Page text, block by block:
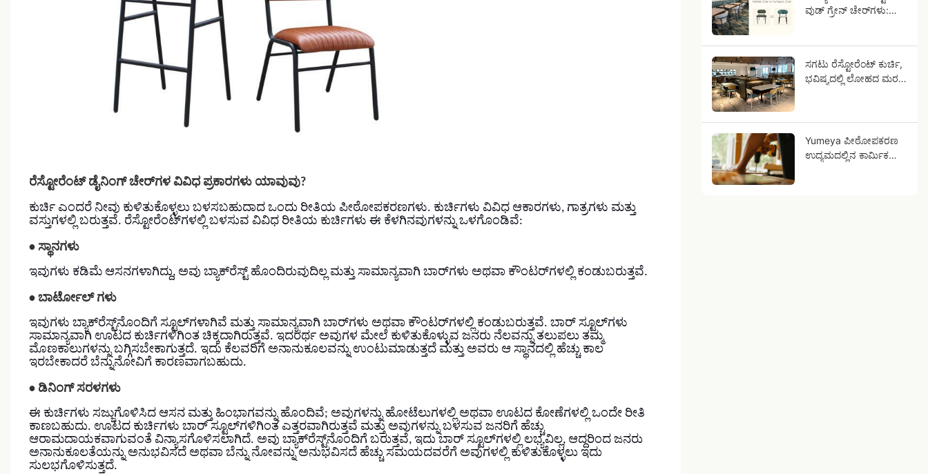
ರೆಸ್ಟೋರೆಂಟ್ ಡೈನಿಂಗ್ ಚೇರ್‌ಗಳ ವಿವಿಧ ಪ್ರಕಾರಗಳು ಯಾವುವು?
ಕುರ್ಚಿ ಎಂದರೆ ನೀವು ಕುಳಿತುಕೊಳ್ಳಲು ಬಳಸಬಹುದಾದ ಒಂದು ರೀತಿಯ ಪೀಠೋಪಕರಣಗಳು. ಕುರ್ಚಿಗಳು ವಿವಿಧ ಆಕಾರಗಳು, ಗಾತ್ರಗಳು ಮತ್ತು
ವಸ್ತುಗಳಲ್ಲಿ ಬರುತ್ತವೆ. ರೆಸ್ಟೋರೆಂಟ್‌ಗಳಲ್ಲಿ ಬಳಸುವ ವಿವಿಧ ರೀತಿಯ ಕುರ್ಚಿಗಳು ಈ ಕೆಳಗಿನವುಗಳನ್ನು ಒಳಗೊಂಡಿವೆ:
• ಸ್ಥಾನಗಳು
ಇವುಗಳು ಕಡಿಮೆ ಆಸನಗಳಾಗಿದ್ದು, ಅವು ಬ್ಯಾಕ್‌ರೆಸ್ಟ್ ಹೊಂದಿರುವುದಿಲ್ಲ ಮತ್ತು ಸಾಮಾನ್ಯವಾಗಿ ಬಾರ್‌ಗಳು ಅಥವಾ ಕೌಂಟರ್‌ಗಳಲ್ಲಿ ಕಂಡುಬರುತ್ತವೆ.
• ಬಾರ್ಟೋಲ್ ಗಳು
ಇವುಗಳು ಬ್ಯಾಕ್‌ರೆಸ್ಟ್‌ನೊಂದಿಗೆ ಸ್ಟೂಲ್‌ಗಳಾಗಿವೆ ಮತ್ತು ಸಾಮಾನ್ಯವಾಗಿ ಬಾರ್‌ಗಳು ಅಥವಾ ಕೌಂಟರ್‌ಗಳಲ್ಲಿ ಕಂಡುಬರುತ್ತವೆ. ಬಾರ್ ಸ್ಟೂಲ್‌ಗಳು
ಸಾಮಾನ್ಯವಾಗಿ ಊಟದ ಕುರ್ಚಿಗಳಿಗಿಂತ ಚಿಕ್ಕದಾಗಿರುತ್ತವೆ. ಇದರರ್ಥ ಅವುಗಳ ಮೇಲೆ ಕುಳಿತುಕೊಳ್ಳುವ ಜನರು ನೆಲವನ್ನು ತಲುಪಲು ತಮ್ಮ
ಮೊಣಕಾಲುಗಳನ್ನು ಬಗ್ಗಿಸಬೇಕಾಗುತ್ತದೆ. ಇದು ಕೆಲವರಿಗೆ ಅನಾನುಕೂಲವನ್ನು ಉಂಟುಮಾಡುತ್ತದೆ ಮತ್ತು ಅವರು ಆ ಸ್ಥಾನದಲ್ಲಿ ಹೆಚ್ಚು ಕಾಲ
ಇರಬೇಕಾದರೆ ಬೆನ್ನುನೋವಿಗೆ ಕಾರಣವಾಗಬಹುದು.
• ಡಿನಿಂಗ್ ಸರಳಗಳು
ಈ ಕುರ್ಚಿಗಳು ಸಜ್ಜುಗೊಳಿಸಿದ ಆಸನ ಮತ್ತು ಹಿಂಭಾಗವನ್ನು ಹೊಂದಿವೆ; ಅವುಗಳನ್ನು ಹೋಟೆಲುಗಳಲ್ಲಿ ಅಥವಾ ಊಟದ ಕೋಣೆಗಳಲ್ಲಿ ಒಂದೇ ರೀತಿ
ಕಾಣಬಹುದು. ಊಟದ ಕುರ್ಚಿಗಳು ಬಾರ್ ಸ್ಟೂಲ್‌ಗಳಿಗಿಂತ ಎತ್ತರವಾಗಿರುತ್ತವೆ ಮತ್ತು ಅವುಗಳನ್ನು ಬಳಸುವ ಜನರಿಗೆ ಹೆಚ್ಚು
ಆರಾಮದಾಯಕವಾಗುವಂತೆ ವಿನ್ಯಾಸಗೊಳಿಸಲಾಗಿದೆ. ಅವು ಬ್ಯಾಕ್‌ರೆಸ್ಟ್‌ನೊಂದಿಗೆ ಬರುತ್ತವೆ, ಇದು ಬಾರ್ ಸ್ಟೂಲ್‌ಗಳಲ್ಲಿ ಲಭ್ಯವಿಲ್ಲ, ಆದ್ದರಿಂದ ಜನರು
ಅನಾನುಕೂಲತೆಯನ್ನು ಅನುಭವಿಸದೆ ಅಥವಾ ಬೆನ್ನು ನೋವನ್ನು ಅನುಭವಿಸದೆ ಹೆಚ್ಚು ಸಮಯದವರೆಗೆ ಅವುಗಳಲ್ಲಿ ಕುಳಿತುಕೊಳ್ಳಲು ಇದು
ಸುಲಭಗೊಳಿಸುತ್ತದೆ.
ವುಡ್ ಗ್ರೇನ್ ಚೇರ್‌ಗಳು:
ಸಗಟು ರೆಸ್ಟೋರೆಂಟ್ ಕುರ್ಚಿ,
ಭವಿಷ್ಯದಲ್ಲಿ ಲೋಹದ ಮರದ
Yumeya ಪೀಠೋಪಕರಣ
ಉದ್ಯಮದಲ್ಲಿನ ಕಾರ್ಮಿಕ